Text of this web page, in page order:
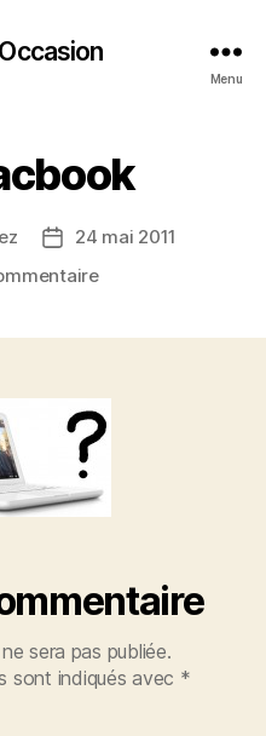
Menu
Date
de
24 mai 2011
sur
sera pas publiée.
sont indiqués avec *